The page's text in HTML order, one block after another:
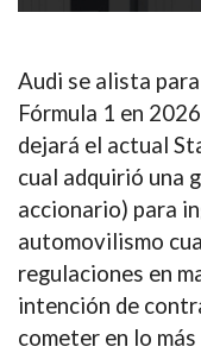
Audi se alista
Fórmula 1 en 2026
dejará el actual
cual adquirió una
accionario) para
automovilismo
regulaciones en
intención de
cometer en lo